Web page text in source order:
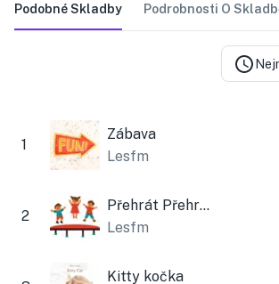
Podobné Skladby Podrobnosti O
1
Zábava
Lesfm
2
Přehrát Přehrát Přehrát
Lesfm
Kitty kočka